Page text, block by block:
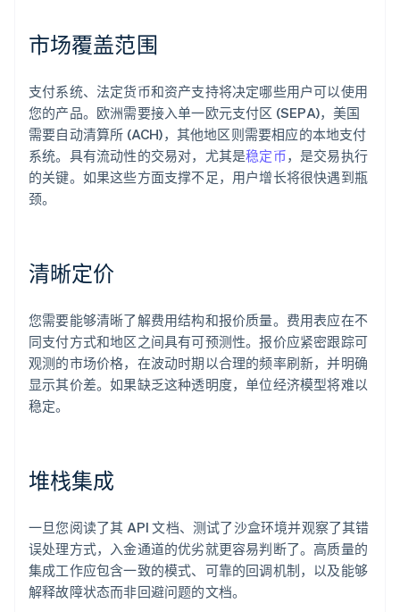
市场覆盖范围
支付系统、法定货币和资产支持将决定哪些用户可以使用
您的产品。欧洲需要接入单一欧元支付区 (SEPA)，美国
需要自动清算所 (ACH)，其他地区则需要相应的本地支付
系统。具有流动性的交易对，尤其是稳定币，是交易执行
的关键。如果这些方面支撑不足，用户增长将很快遇到瓶
颈。
清晰定价
您需要能够清晰了解费用结构和报价质量。费用表应在不
同支付方式和地区之间具有可预测性。报价应紧密跟踪可
观测的市场价格，在波动时期以合理的频率刷新，并明确
显示其价差。如果缺乏这种透明度，单位经济模型将难以
稳定。
堆栈集成
一旦您阅读了其 API 文档、测试了沙盒环境并观察了其错
误处理方式，入金通道的优劣就更容易判断了。高质量的
集成工作应包含一致的模式、可靠的回调机制，以及能够
解释故障状态而非回避问题的文档。